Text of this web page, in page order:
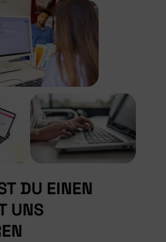
DU EINEN
UNS